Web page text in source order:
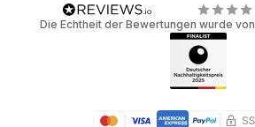
Die Echtheit der Bewertungen wurde